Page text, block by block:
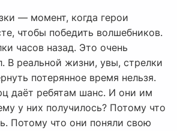
— момент, когда герои
чтобы победить волшебников.
часов назад. Это очень
В реальной жизни, увы, стрелки
потерянное время нельзя.
даёт ребятам шанс. И они им
у них получилось? Потому что
Потому что они поняли свою